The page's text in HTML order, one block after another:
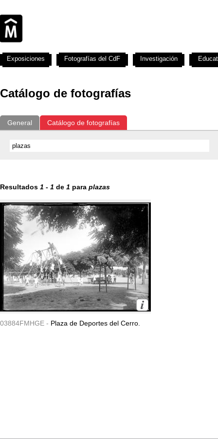
Catálogo de fotografías
General Catálogo de fotografías
Resultados 1 - 1 de 1 para plazas
03884FMHGE - Plaza de Deportes del Cerro.
Exposiciones Fotografías del CdF Investigación